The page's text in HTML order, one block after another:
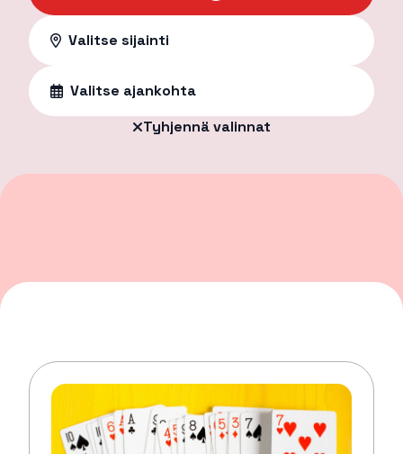
Valitse sijainti
Valitse ajankohta
Tyhjennä valinnat